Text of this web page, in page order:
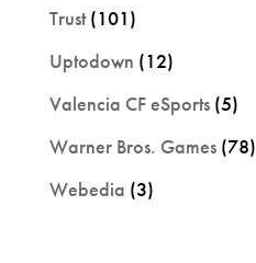
Trust(101)
Uptodown (12)
Valencia CF eSports(5)
Warner Bros. Games(78)
Webedia (3)